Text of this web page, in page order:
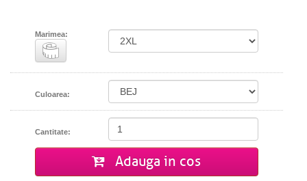
Marimea:
Culoarea:
Cantitate:
Adauga in cos